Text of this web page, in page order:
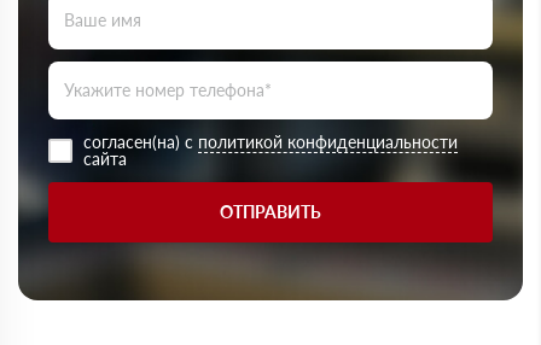
согласен(на) с политикой конфиденциальности
сайта
ОТПРАВИТЬ